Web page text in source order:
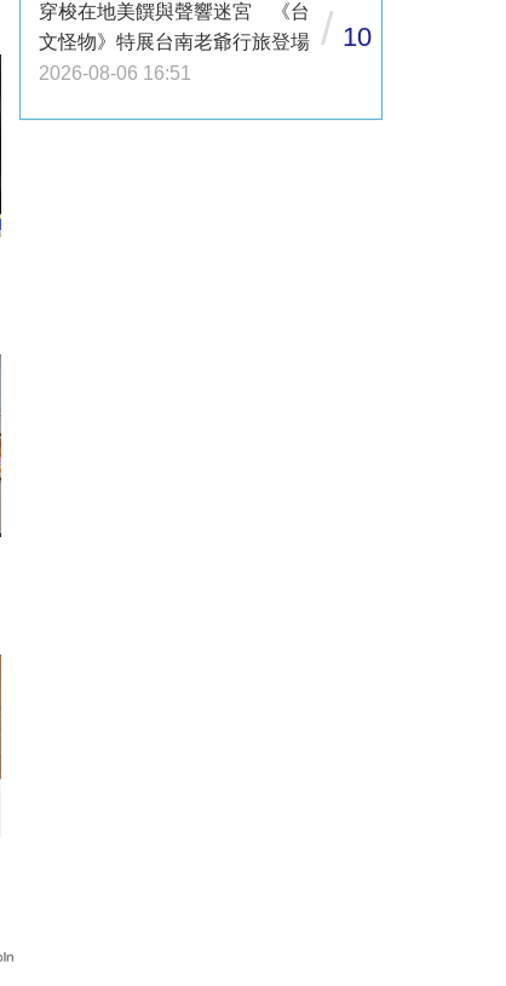
穿梭在地美饌與聲響迷宮 《台
文怪物》特展台南老爺行旅登場
2026-08-06 16:51
/ 10